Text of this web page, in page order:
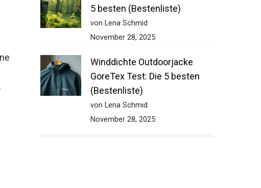
5 besten (Bestenliste)
von Lena Schmid
November 28, 2025
Winddichte Outdoorjacke
GoreTex Test: Die 5 besten
(Bestenliste)
von Lena Schmid
November 28, 2025